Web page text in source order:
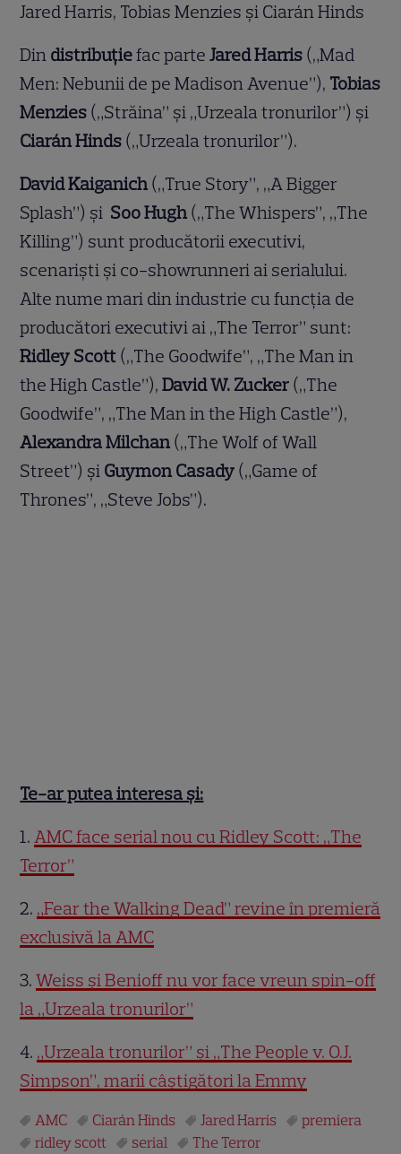
Jared Harris, Tobias Menzies şi Ciarán Hinds
Din distribuţiefac parte Jared Harris („Mad
Men: Nebunii de pe Madison Avenue”), Tobias
Menzies („Străina” şi „Urzeala tronurilor”) şi
Ciarán Hinds („Urzeala tronurilor”).
David Kaiganich („True Story”, „A Bigger
Splash”) și Soo Hugh („The Whispers”, „The
Killing”) sunt producătorii executivi,
scenariști și co-showrunneri ai serialului.
Alte nume mari din industrie cu funcția de
producători executivi ai „The Terror” sunt:
Ridley Scott („The Goodwife”, „The Man in
the High Castle”),David W. Zucker („The
Goodwife”, „The Man in the High Castle”),
Alexandra Milchan („The Wolf of Wall
Street”) și Guymon Casady („Game of
Thrones”, „Steve Jobs”).
Te-ar putea interesa și:
1.AMC face serial nou cu Ridley Scott: „The
Terror”
2. „Fear the Walking Dead” revine în premieră
exclusivă la AMC
3.Weiss și Benioff nu vor face vreun spin-off
la „Urzeala tronurilor”
4. „Urzeala tronurilor” şi „The People v. O.J.
Simpson”, marii câştigători la Emmy
AMC Ciarán Hinds Jared Harris
premiera
ridley scott
serial The Terror